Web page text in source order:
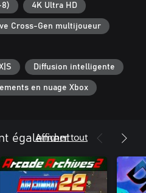
4K Ultra HD
Cross-Gen multijoueur
Diffusion intelligente
en nuage Xbox
également
Afficher tout